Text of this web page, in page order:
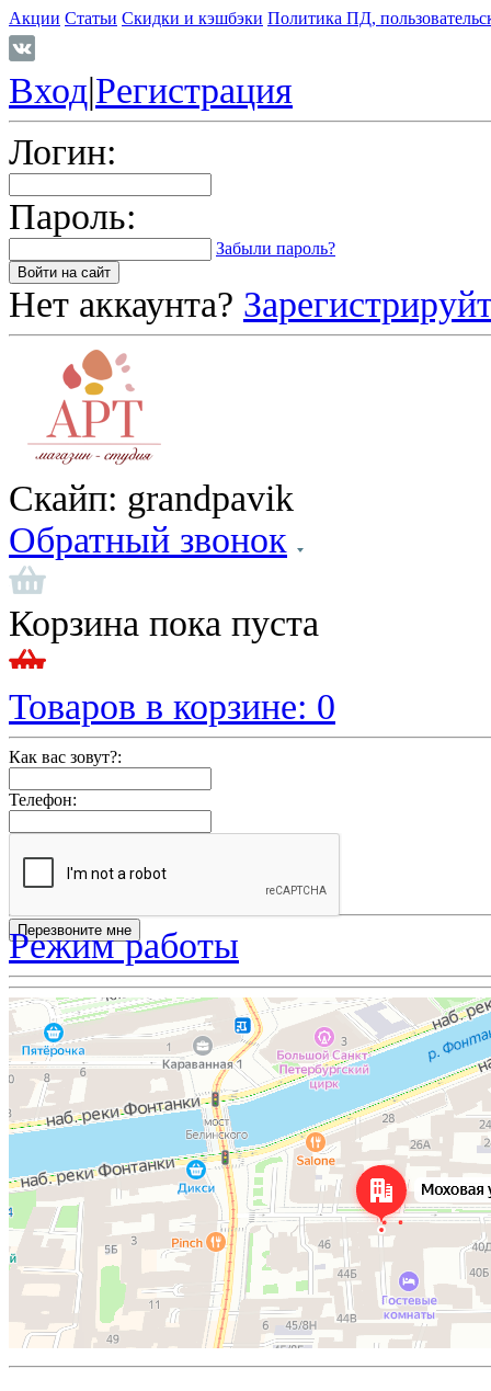
Акции Статьи Скидки и кэшбэки Политика ПД,
Вход|Регистрация
Логин:
Пароль:
Забыли пароль?
Нет аккаунта?
Скайп: grandpavik
Обратный звонок
Корзина пока пуста
Товаров в корзине: 0
Как вас зовут?:
Телефон:
Режим работы